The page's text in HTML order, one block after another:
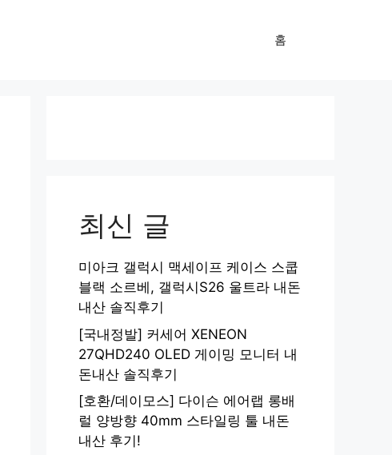
홈
최신 글
미아크 갤럭시 맥세이프 케이스 스쿱
블랙 소르베, 갤럭시S26 울트라 내돈
내산 솔직후기
[국내정발] 커세어 XENEON
27QHD240 OLED 게이밍 모니터 내
돈내산 솔직후기
[호환/데이모스] 다이슨 에어랩 롱배
럴 양방향 40mm 스타일링 툴 내돈
내산 후기!